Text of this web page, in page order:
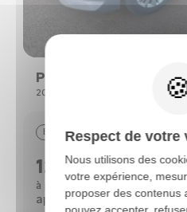
Peugeot 208
208 (2) PURETECH 75 S&S
Essence 29390 km 09/
12690 €
à partir de 112 € /mois*
après un 1er loyer de 3
Respect de votre
Nous utilisons des
votre expérience,
proposer des contenus